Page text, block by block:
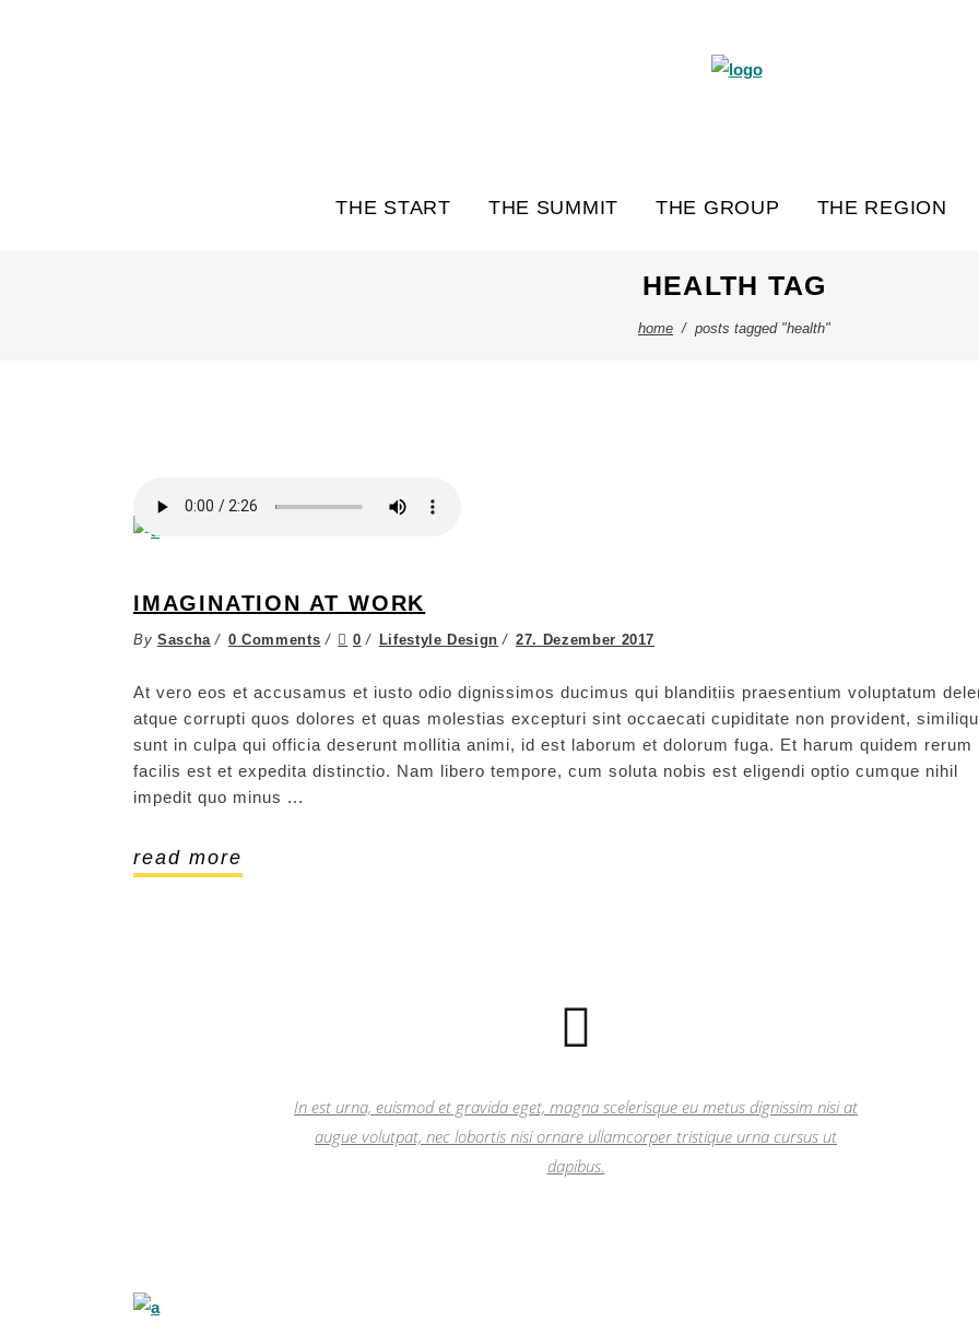
THE START THE SUMMIT THE GROUP THE REGION
HEALTH TAG
home / posts tagged "health"
IMAGINATION AT WORK
By Sascha 0 Comments 0 Lifestyle Design 27. Dezember 2017
At vero eos et accusamus et iusto odio dignissimos ducimus qui blanditiis praesentium voluptatum
atque corrupti quos dolores et quas molestias excepturi sint occaecati cupiditate non provident,
sunt in culpa qui officia deserunt mollitia animi, id est laborum et dolorum fuga. Et harum quidem rerum
facilis est et expedita distinctio. Nam libero tempore, cum soluta nobis est eligendi optio cumque nihil
impedit quo minus
read more
In est urna, euismod et gravida eget, magna scelerisque eu metus dignissim nisi at
augue volutpat, nec lobortis nisi ornare ullamcorper tristique urna cursus ut
dapibus.